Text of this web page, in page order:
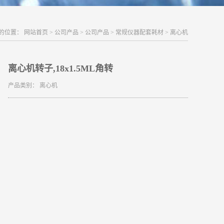
位置： 网站首页 > 公司产品 > 公司产品 > 常规仪器配套耗材 > 离心机
离心机转子,18x1.5ML角转
产品类别： 离心机